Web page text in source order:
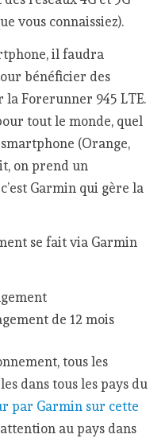
vous connaissiez).
il faudra
bénéficier des
la Forerunner 945 LTE.
tout le monde, quel
(Orange,
on prend un
Garmin qui gère la
se fait via Garmin
de 12 mois
tous les
dans tous les pays du
par Garmin sur cette
au pays dans